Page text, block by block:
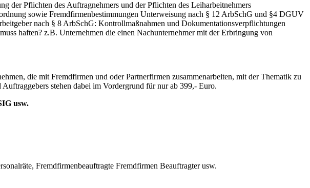
der Pflichten des Auftragnehmers und der Pflichten des Leiharbeitnehmers
sowie Fremdfirmenbestimmungen Unterweisung nach § 12 ArbSchG und §4 DGUV
nach § 8 ArbSchG: Kontrollmaßnahmen und Dokumentationsverpflichtungen
haften? z.B. Unternehmen die einen Nachunternehmer mit der Erbringung von
die mit Fremdfirmen und oder Partnerfirmen zusammenarbeiten, mit der Thematik zu
stehen dabei im Vordergrund für nur ab 399,- Euro.
usw.
Fremdfirmenbeauftragte Fremdfirmen Beauftragter usw.